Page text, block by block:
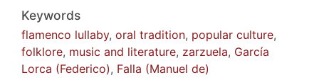
Keywords
flamenco lullaby, oral tradition, popular culture,
folklore, music and literature, zarzuela, García
Lorca (Federico), Falla (Manuel de)